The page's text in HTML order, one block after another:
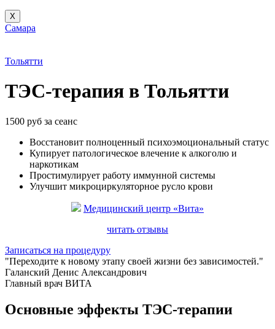
X
Самара
Тольятти
ТЭС-терапия в Тольятти
1500 руб за сеанс
Восстановит полноценный психоэмоциональный статус
Купирует патологическое влечение к алкоголю и
наркотикам
Простимулирует работу иммунной системы
Улучшит микроциркуляторное русло крови
Медицинский центр «Вита»
читать отзывы
Записаться на процедуру
"Переходите к новому этапу своей жизни без зависимостей."
Галанский Денис Александрович
Главный врач ВИТА
Основные эффекты ТЭС-терапии